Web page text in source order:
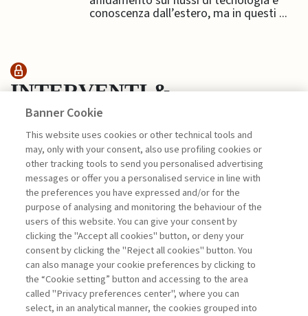
conoscenza dall’estero, ma in questi ...
INTERVENTI &
INTERVISTE
FARE IMPRESA NEL MONDO CHE
CAMBIA: ...
di Redazione E&M
La consultazione dei libri è riservata esclusivamente
agli abbonati Premium
Legenda: Accedi Per registrati Per abbonati
Banner Cookie
This website uses cookies or other technical tools and
may, only with your consent, also use profiling cookies or
other tracking tools to send you personalised advertising
messages or offer you a personalised service in line with
the preferences you have expressed and/or for the
purpose of analysing and monitoring the behaviour of the
users of this website. You can give your consent by
clicking the "Accept all cookies" button, or deny your
consent by clicking the "Reject all cookies" button. You
can also manage your cookie preferences by clicking to
the “Cookie setting” button and accessing to the area
called "Privacy preferences center", where you can
select, in an analytical manner, the cookies grouped into